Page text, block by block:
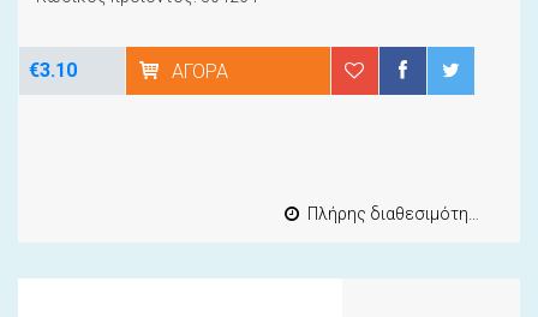
€3.10 ΑΓΟΡΆ
Πλήρης διαθεσιμότητα